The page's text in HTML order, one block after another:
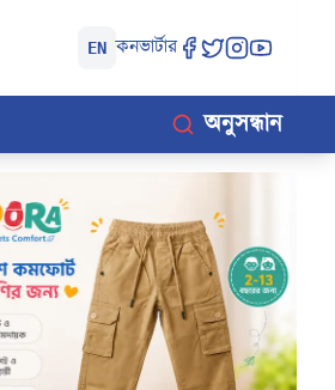
EN কনভার্টার
অনুসন্ধান